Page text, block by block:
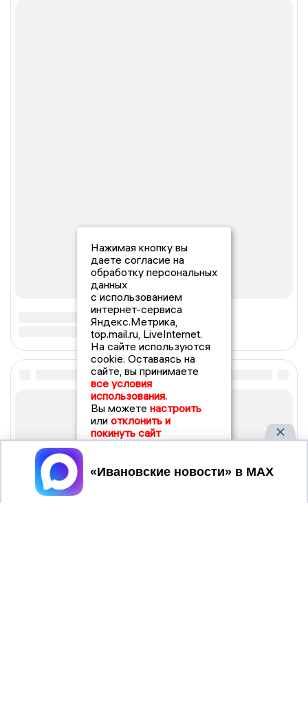
Нажимая кнопку вы
даете согласие на
обработку персональных
данных
с использованием
интернет-сервиса
Яндекс.Метрика,
top.mail.ru, LiveInternet.
На сайте используются
cookie. Оставаясь на
сайте, вы принимаете
все условия
использования.
Вы можете настроить
или отклонить и
покинуть сайт
Принять